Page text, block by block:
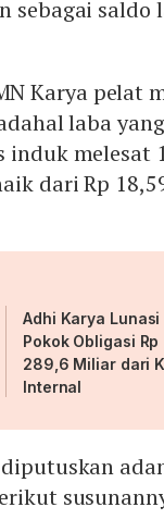
sebagai
Karya pelat
laba
melesat
dari Rp
Adhi Karya Lunasi
Pokok Obligasi Rp
289,6 Miliar dari
Internal